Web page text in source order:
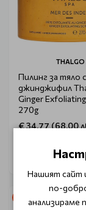
THALGO
Пилинг за тяло с
джинджифил
Ginger
270g
€ 34.77 (68.00
Нашият сайт
по-